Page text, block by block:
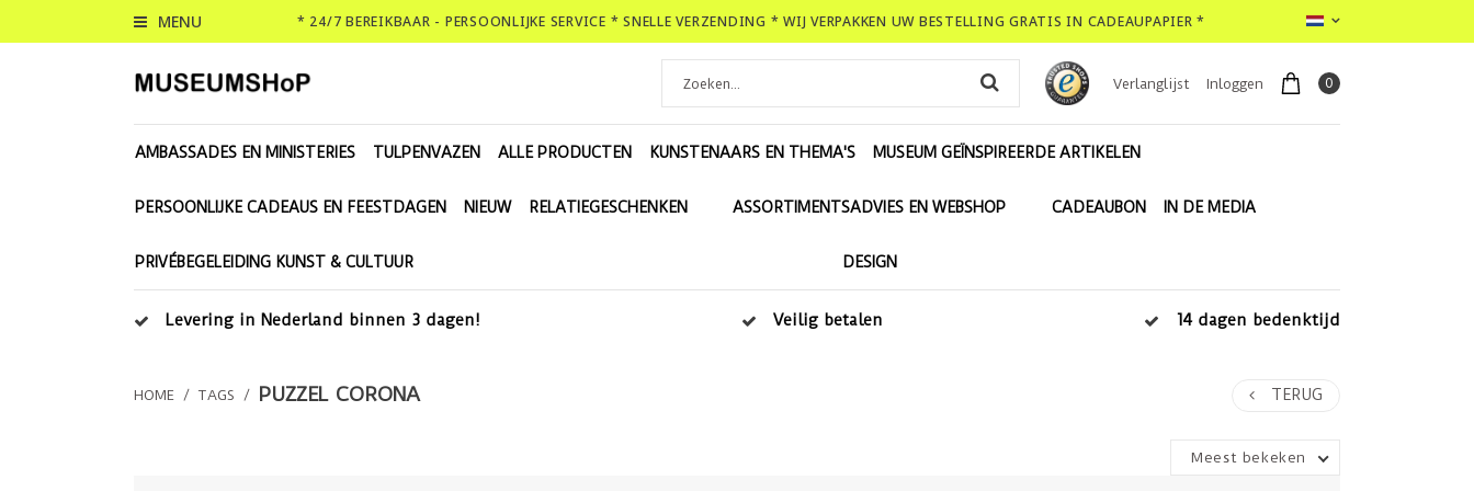
MENU * 24/7 BEREIKBAAR - PERSOONLIJKE SERVICE * SNELLE VERZENDING * WIJ VERPAKKEN UW BESTELLING GRATIS IN CADEAUPAPIER *
Verlanglijst Inloggen 0
AMBASSADES EN MINISTERIES TULPENVAZEN ALLE PRODUCTEN KUNSTENAARS EN THEMA'S MUSEUM GEÏNSPIREERDE ARTIKELEN
PERSOONLIJKE CADEAUS EN FEESTDAGEN NIEUW RELATIEGESCHENKEN ASSORTIMENTSADVIES EN WEBSHOP
DESIGN
CADEAUBON IN DE MEDIA
PRIVÉBEGELEIDING KUNST & CULTUUR
Levering in Nederland binnen 3 dagen! Veilig betalen 14 dagen bedenktijd
HOME / TAGS / PUZZEL CORONA TERUG
Meest bekeken